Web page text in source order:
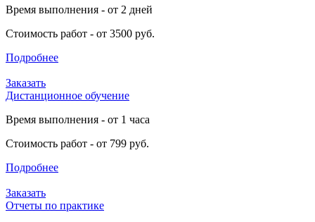
Время выполнения - от 2 дней
Стоимость работ - от 3500 руб.
Подробнее
Заказать
Дистанционное обучение
Время выполнения - от 1 часа
Стоимость работ - от 799 руб.
Подробнее
Заказать
Отчеты по практике